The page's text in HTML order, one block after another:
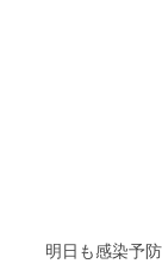
明日も感染予